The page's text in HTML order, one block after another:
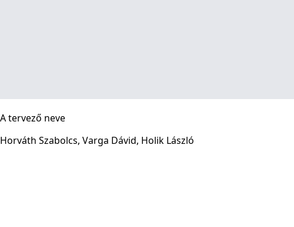
A tervező neve
Horváth Szabolcs, Varga Dávid, Holik László